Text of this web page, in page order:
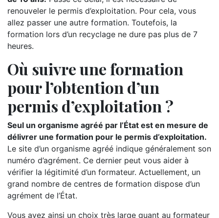
renouveler le permis d’exploitation. Pour cela, vous
allez passer une autre formation. Toutefois, la
formation lors d’un recyclage ne dure pas plus de 7
heures.
Où suivre une formation
pour l’obtention d’un
permis d’exploitation ?
Seul un organisme agréé par l’État est en mesure de
délivrer une formation pour le permis d’exploitation.
Le site d’un organisme agréé indique généralement son
numéro d’agrément. Ce dernier peut vous aider à
vérifier la légitimité d’un formateur. Actuellement, un
grand nombre de centres de formation dispose d’un
agrément de l’État.
Vous avez ainsi un choix très large quant au formateur